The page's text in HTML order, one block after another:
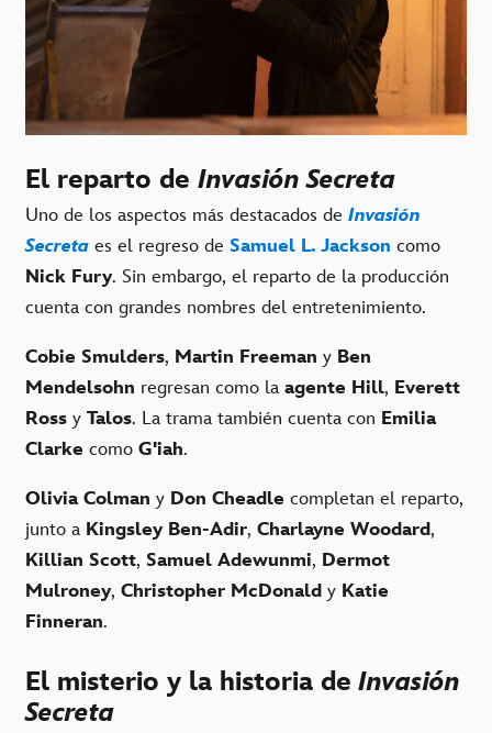
El reparto de Invasión Secreta
Uno de los aspectos más destacados de Invasión
Secreta es el regreso de Samuel L. Jackson como
Nick Fury. Sin embargo, el reparto de la producción
cuenta con grandes nombres del entretenimiento.
Cobie Smulders, Martin Freeman y Ben
Mendelsohn regresan como la agente Hill, Everett
Ross y Talos. La trama también cuenta con Emilia
Clarke como G'iah.
Olivia Colman y Don Cheadle completan el reparto,
junto a Kingsley Ben-Adir, Charlayne Woodard,
Killian Scott, Samuel Adewunmi, Dermot
Mulroney, Christopher McDonald y Katie
Finneran.
El misterio y la historia de Invasión
Secreta